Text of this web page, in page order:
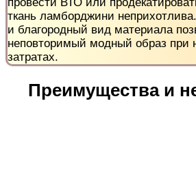
ткань ламборджини
и благородный вид материала
неповторимый модный образ при
затратах.
Преимущества и